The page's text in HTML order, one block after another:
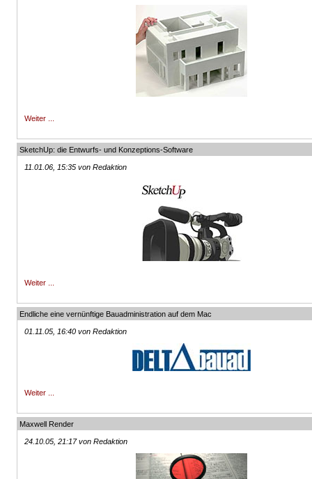
Weiter ...
SketchUp: die Entwurfs- und Konzeptions-Software
11.01.06, 15:35 von Redaktion
Weiter ...
Endliche eine vernünftige Bauadministration auf dem Mac
01.11.05, 16:40 von Redaktion
Weiter ...
Maxwell Render
24.10.05, 21:17 von Redaktion